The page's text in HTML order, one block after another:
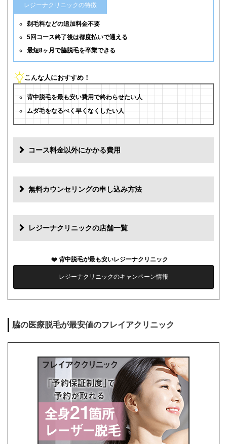
レジーナクリニックの特徴
剃毛料などの追加料金不要
5回コース終了後は都度払いで通える
最短8ヶ月で脇脱毛を卒業できる
こんな人におすすめ！
背中脱毛を最も安い費用で終わらせたい人
ムダ毛をなるべく早くなくしたい人
コース料金以外にかかる費用
初診料 0円
再診料 0円
薬代 0円
シェービング代 0円
キャンセル料 前日まで無料
無料カウンセリングの申し込み方法
レジーナクリニックの店舗一覧
背中脱毛が最も安いレジーナクリニック
レジーナクリニックのキャンペーン情報
脇の医療脱毛が最安値のフレイアクリニック